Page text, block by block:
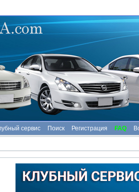
сервис Поиск Регистрация FAQ